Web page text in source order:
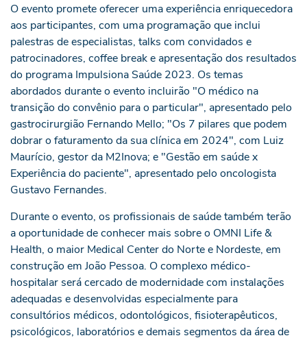
O evento promete oferecer uma experiência enriquecedora
aos participantes, com uma programação que inclui
palestras de especialistas, talks com convidados e
patrocinadores, coffee break e apresentação dos resultados
do programa Impulsiona Saúde 2023. Os temas
abordados durante o evento incluirão "O médico na
transição do convênio para o particular", apresentado pelo
gastrocirurgião Fernando Mello; "Os 7 pilares que podem
dobrar o faturamento da sua clínica em 2024", com Luiz
Maurício, gestor da M2Inova; e "Gestão em saúde x
Experiência do paciente", apresentado pelo oncologista
Gustavo Fernandes.
Durante o evento, os profissionais de saúde também terão
a oportunidade de conhecer mais sobre o OMNI Life &
Health, o maior Medical Center do Norte e Nordeste, em
construção em João Pessoa. O complexo médico-
hospitalar será cercado de modernidade com instalações
adequadas e desenvolvidas especialmente para
consultórios médicos, odontológicos, fisioterapêuticos,
psicológicos, laboratórios e demais segmentos da área de